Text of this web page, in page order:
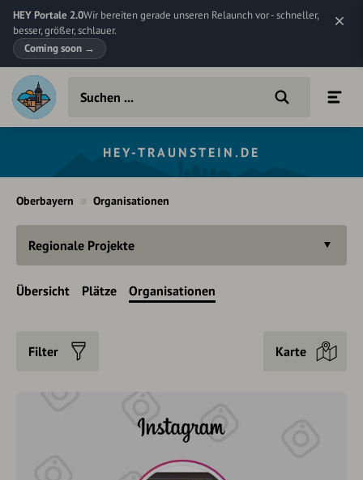
HEY Portale 2.0Wir bereiten gerade unseren Relaunch vor - schneller,
besser, größer, schlauer.
Coming soon →
HEY-TRAUNSTEIN.DE
Oberbayern Organisationen
Regionale Projekte
Übersicht Plätze Organisationen
Filter Karte